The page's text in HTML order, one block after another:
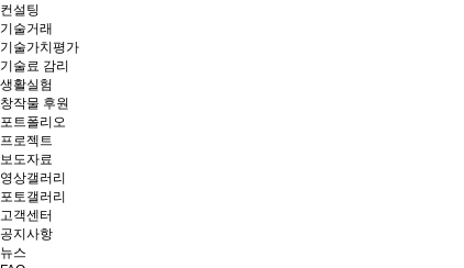
컨설팅
기술거래
기술가치평가
기술료 감리
생활실험
창작물 후원
포트폴리오
프로젝트
보도자료
영상갤러리
포토갤러리
고객센터
공지사항
뉴스